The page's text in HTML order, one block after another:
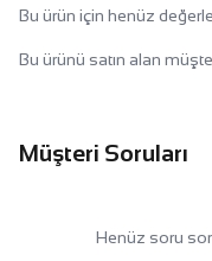
Bu ürün için henüz
Bu ürünü satın alan
Müşteri Soruları
Henüz soru